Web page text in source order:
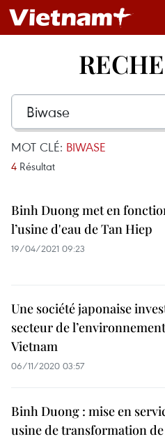
MOT CLÉ: BIWASE
4 Résultat
Binh Duong met en
l’usine d'eau de Tan Hiep
19/04/2021 09:23
Une société japonaise
secteur de
Vietnam
06/11/2020 03:57
Binh Duong : mise en
usine de transformation